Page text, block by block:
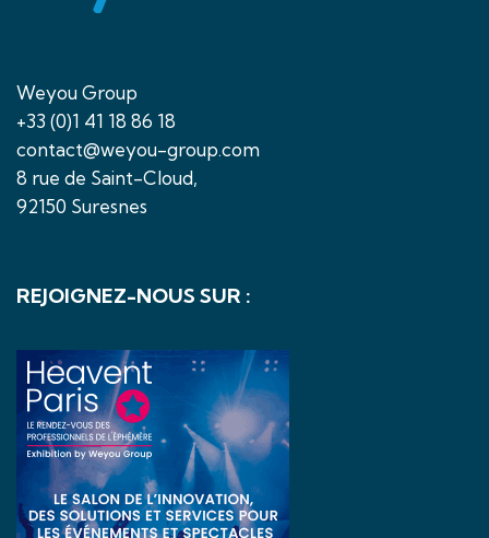
Weyou Group
+33 (0)1 41 18 86 18
contact@weyou-group.com
8 rue de Saint-Cloud,
92150 Suresnes
REJOIGNEZ-NOUS SUR :